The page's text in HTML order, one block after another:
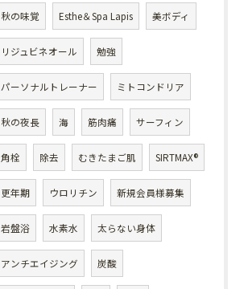
秋の味覚 Esthe＆Spa Lapis 美ボディ
リジュビネオール 勉強
パーソナルトレーナー ミトコンドリア
秋の夜長 海 筋肉痛 サーフィン
角栓 除去 むきたまご肌 SIRTMAX®
更年期 ウロリチン 新規会員様募集
岩盤浴 水素水 太らない身体
アンチエイジング 炭酸